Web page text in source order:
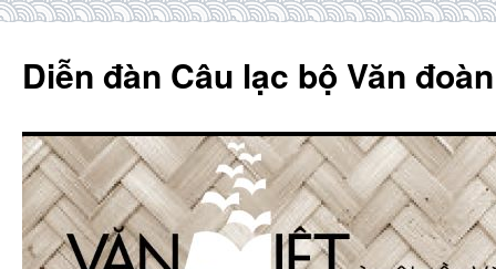
content
Diễn đàn Câu lạc bộ Văn